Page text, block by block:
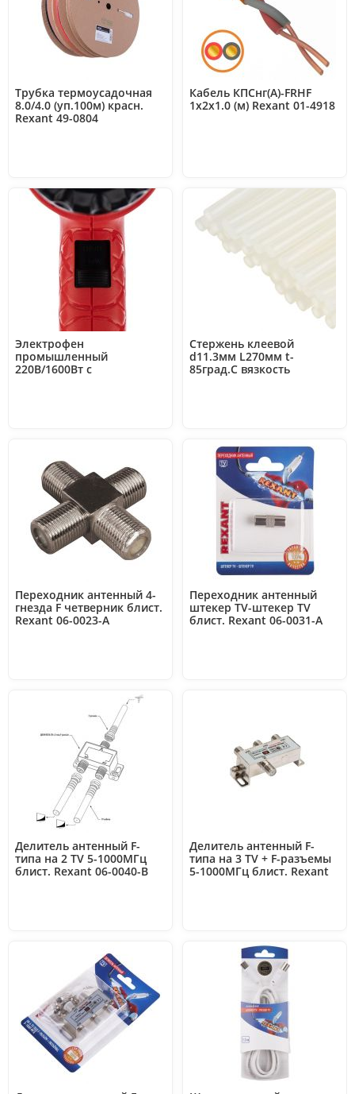
Трубка термоусадочная
8.0/4.0 (уп.100м) красн.
Rexant 49-0804
Кабель КПСнг(А)-FRHF
1х2х1.0 (м) Rexant 01-4918
Электрофен
промышленный
220В/1600Вт с
Стержень клеевой
d11.3мм L270мм t-
85град.C вязкость
Переходник антенный 4-
гнезда F четверник блист.
Rexant 06-0023-A
Переходник антенный
штекер TV-штекер TV
блист. Rexant 06-0031-A
Делитель антенный F-
типа на 2 TV 5-1000МГц
блист. Rexant 06-0040-B
Делитель антенный F-
типа на 3 TV + F-разъемы
5-1000МГц блист. Rexant